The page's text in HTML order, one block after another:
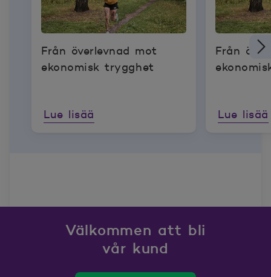
Från överlevnad mot
ekonomisk trygghet
Lue lisää
Från
Lue lisää
Välkommen att bli
vår kund